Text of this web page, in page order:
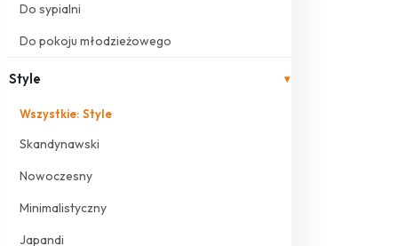
Do sypialni
Do pokoju młodzieżowego
Style ▾
Wszystkie: Style
Skandynawski
Nowoczesny
Minimalistyczny
Japandi